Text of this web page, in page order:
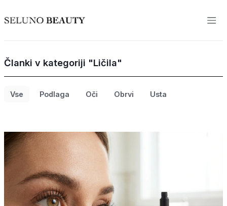
Članki v kategoriji "Ličila"
Vse Podlaga Oči Obrvi Usta